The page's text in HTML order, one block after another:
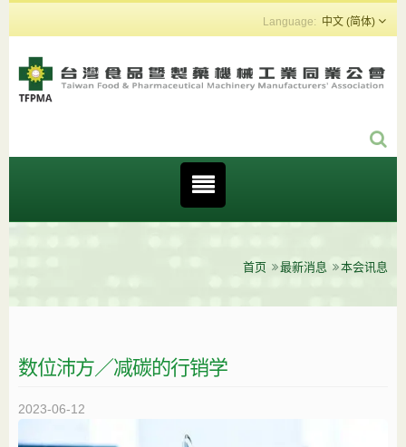
中文 (简体)
首页 最新消息 本会讯息
数位沛方／减碳的行销学
2023-06-12